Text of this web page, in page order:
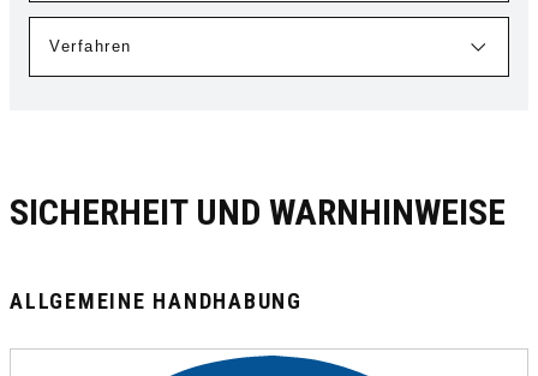
SICHERHEIT UND WARNHINWEISE
ALLGEMEINE HANDHABUNG